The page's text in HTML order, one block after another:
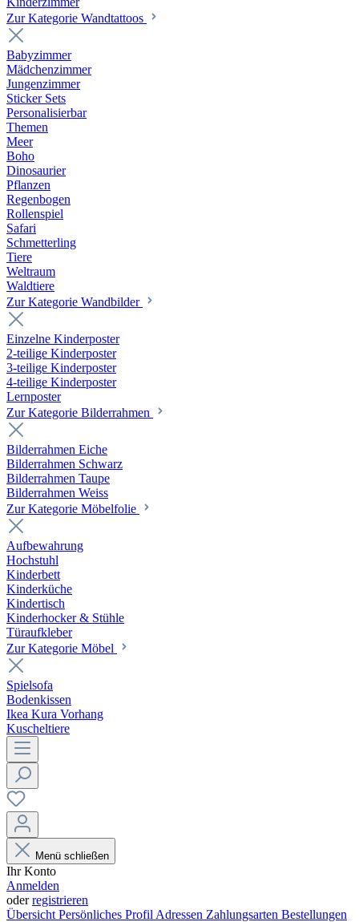
Zur Kategorie Wandtattoos
Babyzimmer
Mädchenzimmer
Jungenzimmer
Sticker Sets
Personalisierbar
Themen
Meer
Boho
Dinosaurier
Pflanzen
Regenbogen
Rollenspiel
Safari
Schmetterling
Tiere
Weltraum
Waldtiere
Zur Kategorie Wandbilder
Einzelne Kinderposter
2-teilige Kinderposter
3-teilige Kinderposter
4-teilige Kinderposter
Lernposter
Zur Kategorie Bilderrahmen
Bilderrahmen Eiche
Bilderrahmen Schwarz
Bilderrahmen Taupe
Bilderrahmen Weiss
Zur Kategorie Möbelfolie
Aufbewahrung
Hochstuhl
Kinderbett
Kinderküche
Kindertisch
Kinderhocker & Stühle
Türaufkleber
Zur Kategorie Möbel
Spielsofa
Bodenkissen
Ikea Kura Vorhang
Kuscheltiere
Menü schließen
Ihr Konto
Anmelden
oderregistrieren
Übersicht Persönliches Profil Adressen Zahlungsarten Bestellungen